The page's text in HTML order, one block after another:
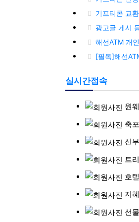
기프티콘 교
광고글 게시 등 영업/홍
해선ATM 개
[필독]해선
실시간접속
원
축포
신
트
호
지
선